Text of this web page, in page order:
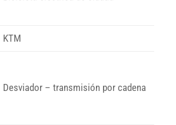
KTM
Desviador – transmisión por cadena